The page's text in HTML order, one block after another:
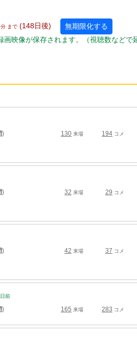
分 まで (148日後)
無期限化する
画映像が保存されます。（視聴数などで
) 130 来場 194 コメ
) 32 来場 29 コメ
) 42 来場 37 コメ
日前
) 165 来場 283 コメ